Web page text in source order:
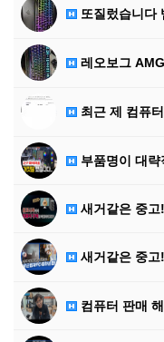
또질렀습니다 뱀독
레오보그
최근 제 컴퓨터 케
부품명이 대략
새거같은 중고!!
새거같은 중고!!
컴퓨터 판매 해도 기